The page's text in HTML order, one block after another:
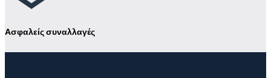
Ασφαλείς συναλλαγές